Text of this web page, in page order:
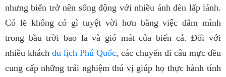
nhưng biển trở nên sống động với nhiều ánh đèn lấp lánh.
Có lẽ không có gì tuyệt vời hơn bằng việc đắm mình
trong bầu trời bao la và gió mát của biển cả. Đối với
nhiều khách du lịch Phú Quốc, các chuyến đi câu mực đều
cung cấp những trải nghiệm thú vị giúp họ thực hành tính